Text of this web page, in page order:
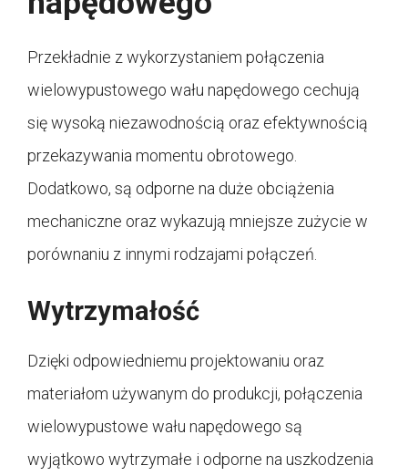
Przekładnie z wykorzystaniem połączenia
wielowypustowego wału napędowego cechują
się wysoką niezawodnością oraz efektywnością
przekazywania momentu obrotowego.
Dodatkowo, są odporne na duże obciążenia
mechaniczne oraz wykazują mniejsze zużycie w
porównaniu z innymi rodzajami połączeń.
Wytrzymałość
Dzięki odpowiedniemu projektowaniu oraz
materiałom używanym do produkcji, połączenia
wielowypustowe wału napędowego są
wyjątkowo wytrzymałe i odporne na uszkodzenia